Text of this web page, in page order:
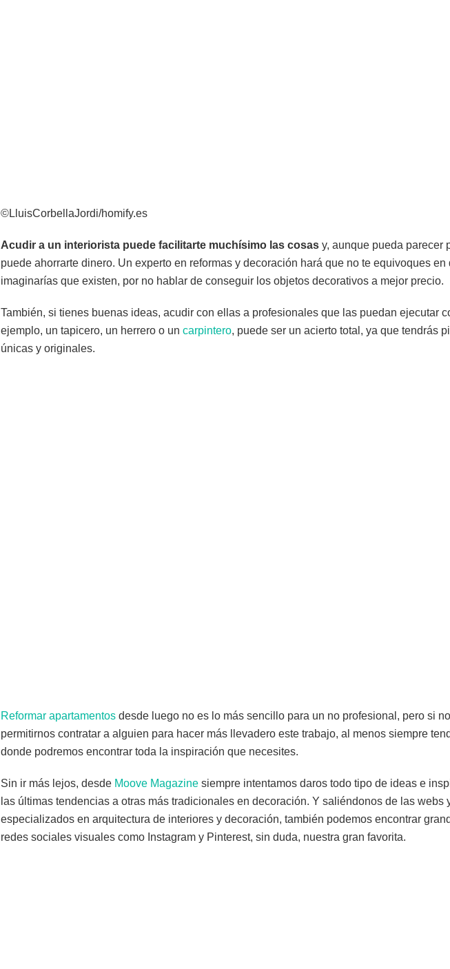
©LluisCorbellaJordi/homify.es
Acudir a un interiorista puede facilitarte muchísimo las cosas y, aunque pueda parecer
puede ahorrarte dinero. Un experto en reformas y decoración hará que no te equivoques en
imaginarías que existen, por no hablar de conseguir los objetos decorativos a mejor precio.
También, si tienes buenas ideas, acudir con ellas a profesionales que las puedan ejecutar
ejemplo, un tapicero, un herrero o un carpintero, puede ser un acierto total, ya que tendrás
únicas y originales.
Reformar apartamentos desde luego no es lo más sencillo para un no profesional, pero si
permitirnos contratar a alguien para hacer más llevadero este trabajo, al menos siempre
donde podremos encontrar toda la inspiración que necesites.
Sin ir más lejos, desde Moove Magazine siempre intentamos daros todo tipo de ideas e
las últimas tendencias a otras más tradicionales en decoración. Y saliéndonos de las webs
especializados en arquitectura de interiores y decoración, también podemos encontrar
redes sociales visuales como Instagram y Pinterest, sin duda, nuestra gran favorita.